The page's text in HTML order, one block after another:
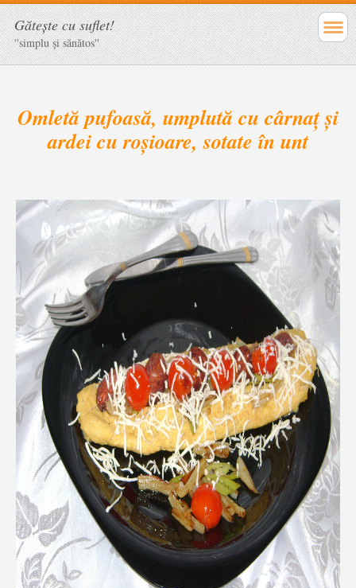
Găteşte cu suflet!
''simplu şi sănătos''
Omletă pufoasă, umplută cu cârnaț și
ardei cu roșioare, sotate în unt